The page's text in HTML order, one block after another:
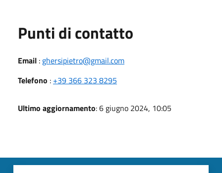
Punti di contatto
Email : ghersipietro@gmail.com
Telefono : +39 366 323 8295
Ultimo aggiornamento: 6 giugno 2024, 10:05